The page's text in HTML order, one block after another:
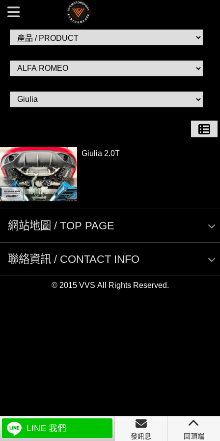
產品 / PRODUCT / ALFA ROMEO / Giulia | VVS - Exhaust 汽
車排氣管改裝
Giulia 2.0T
網站地圖 / TOP PAGE
聯絡資訊 / CONTACT INFO
© 2015 VVS All Rights Reserved.
LINE 我們
回頂端
發訊息